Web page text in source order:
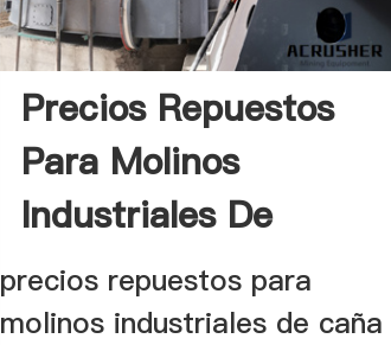
Precios Repuestos
Para Molinos
Industriales De
Cana Caso ...
precios repuestos para
molinos industriales de caña